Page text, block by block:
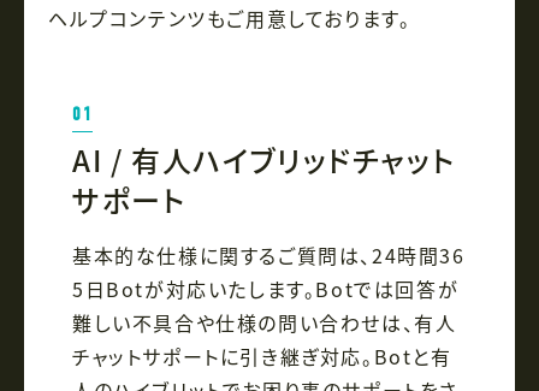
ヘルプコンテンツもご用意しております。
01
AI / 有人ハイブリッドチャット
サポート
基本的な仕様に関するご質問は、24時間36
5日Botが対応いたします。Botでは回答が
難しい不具合や仕様の問い合わせは、有人
チャットサポートに引き継ぎ対応。Botと有